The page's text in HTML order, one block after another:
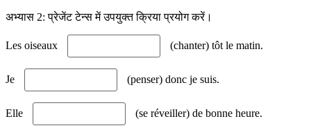
अभ्यास 2: प्रेजेंट टेन्स में उपयुक्त क्रिया प्रयोग करें।
Les oiseaux (chanter) tôt le matin.
Je (penser) donc je suis.
Elle (se réveiller) de bonne heure.